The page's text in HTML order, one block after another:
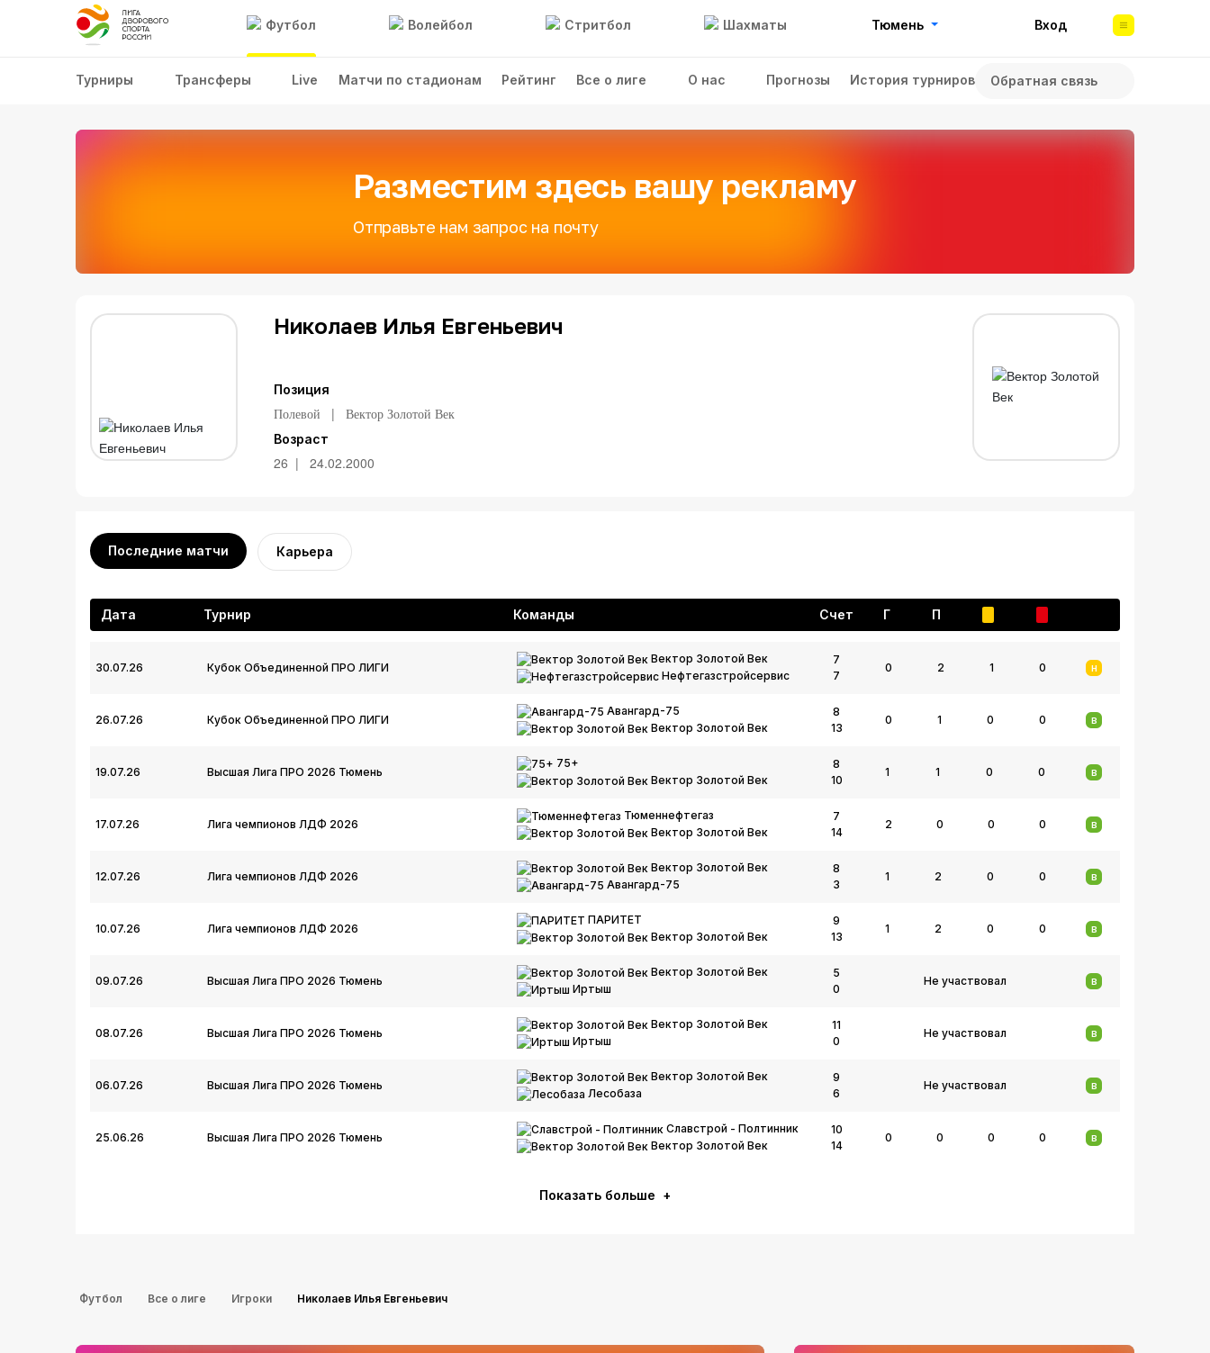
Футбол Волейбол Стритбол Шахматы Тюмень Вход
Турниры Трансферы Live Матчи по стадионам Рейтинг Все о лиге О нас Прогнозы История турниров Обратная связь
Футбол Все о лиге Игроки Николаев Илья Евгеньевич
Разместим здесь вашу рекламу
Отправьте нам запрос на почту
Николаев Илья Евгеньевич
Позиция
Полевой Вектор Золотой Век
Возраст
26 24.02.2000
Последние матчи Карьера
Дата Турнир Команды Счет Г П
30.07.26 Кубок Объединенной ПРО ЛИГИ
Вектор Золотой Век
Нефтегазстройсервис
7
7
Н
0 2 1 0
26.07.26 Кубок Объединенной ПРО ЛИГИ
Авангард-75
Вектор Золотой Век
8
13
В
0 1 0 0
19.07.26 Высшая Лига ПРО 2026 Тюмень
75+
Вектор Золотой Век
8
10
В
1 1 0 0
17.07.26 Лига чемпионов ЛДФ 2026
Тюменнефтегаз
Вектор Золотой Век
7
14
В
2 0 0 0
12.07.26 Лига чемпионов ЛДФ 2026
Вектор Золотой Век
Авангард-75
8
3
В
1 2 0 0
10.07.26 Лига чемпионов ЛДФ 2026
ПАРИТЕТ
Вектор Золотой Век
9
13
В
1 2 0 0
09.07.26 Высшая Лига ПРО 2026 Тюмень
Вектор Золотой Век
Иртыш
5
0
В
Не участвовал
08.07.26 Высшая Лига ПРО 2026 Тюмень
Вектор Золотой Век
Иртыш
11
0
В
Не участвовал
06.07.26 Высшая Лига ПРО 2026 Тюмень
Вектор Золотой Век
Лесобаза
9
6
В
Не участвовал
25.06.26 Высшая Лига ПРО 2026 Тюмень
Славстрой - Полтинник
Вектор Золотой Век
10
14
В
0 0 0 0
Показать больше